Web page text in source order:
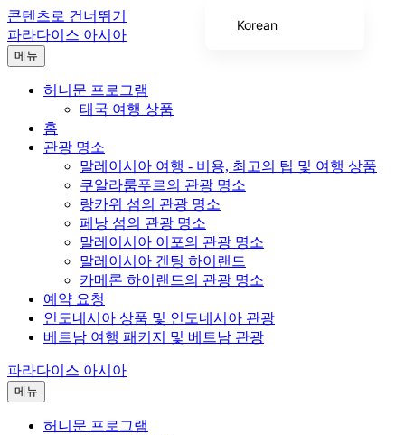
콘텐츠로 건너뛰기
파라다이스 아시아
메뉴
허니문 프로그램
태국 여행 상품
홈
관광 명소
말레이시아 여행 - 비용, 최고의 팁 및 여행 상품
쿠알라룸푸르의 관광 명소
랑카위 섬의 관광 명소
페낭 섬의 관광 명소
말레이시아 이포의 관광 명소
말레이시아 겐팅 하이랜드
카메론 하이랜드의 관광 명소
예약 요청
인도네시아 상품 및 인도네시아 관광
베트남 여행 패키지 및 베트남 관광
파라다이스 아시아
메뉴
허니문 프로그램
Korean
Arabic